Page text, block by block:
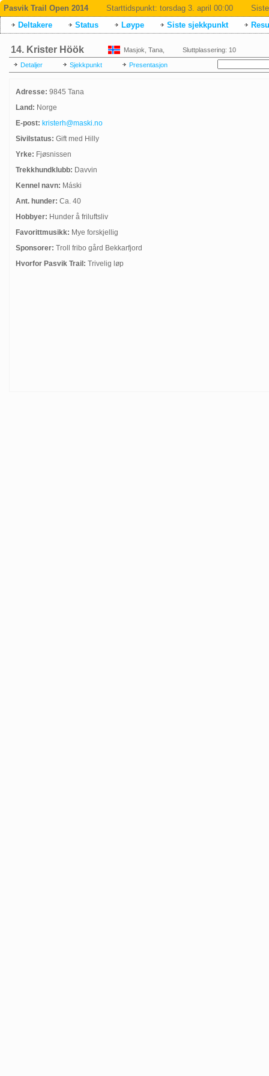
Pasvik Trail Open 2014 Starttidspunkt: torsdag 3. april 00:00
Deltakere
Status Løype Siste sjekkpunkt
14. Krister Höök Masjok, Tana, Sluttplassering: 10
Detaljer Sjekkpunkt Presentasjon
Adresse: 9845 Tana
Land: Norge
E-post: kristerh@maski.no
Sivilstatus: Gift med Hilly
Yrke: Fjøsnissen
Trekkhundklubb: Davvin
Kennel navn: Máski
Ant. hunder: Ca. 40
Hobbyer: Hunder å friluftsliv
Favorittmusikk: Mye forskjellig
Sponsorer: Troll fribo gård Bekkarfjord
Hvorfor Pasvik Trail: Trivelig løp